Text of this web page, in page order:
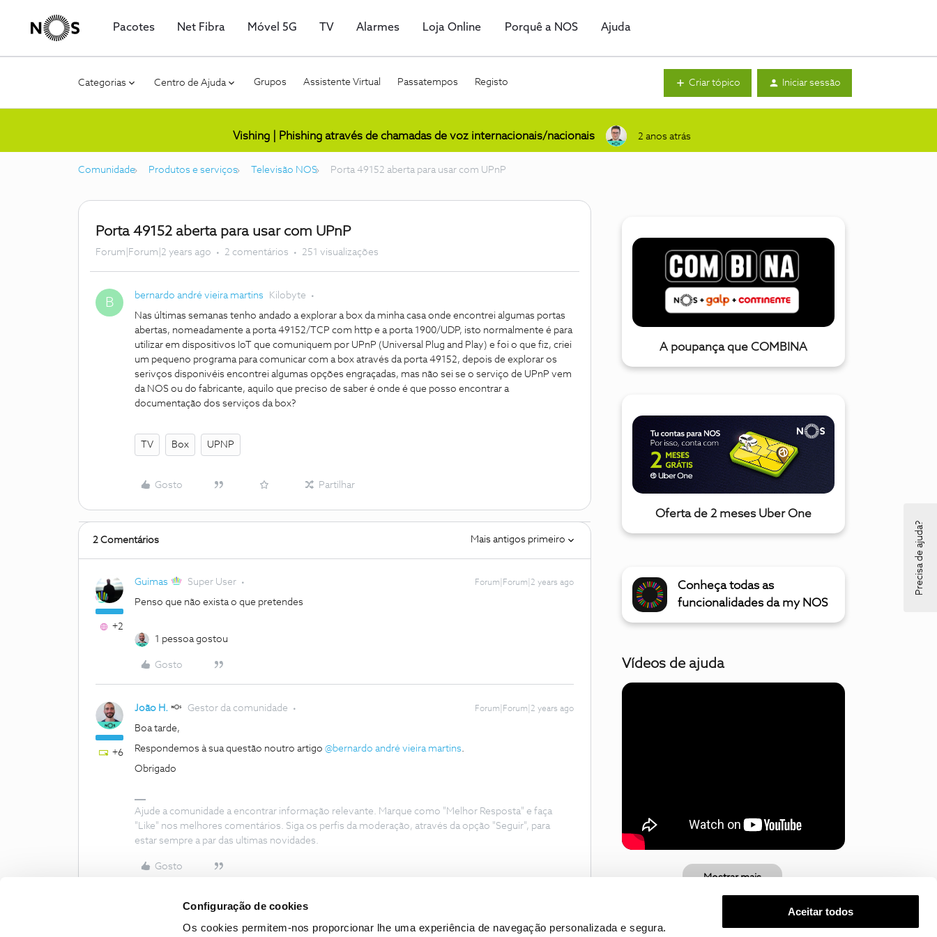
Configuração de cookies
Os cookies permitem-nos proporcionar lhe uma experiência de navegação personalizada e segura.
Aceitar todos
Pacotes Net Fibra Móvel 5G TV Alarmes Loja Online Porquê a NOS Ajuda
Categorias Centro de Ajuda Grupos Assistente Virtual Passatempos Registo Criar tópico Iniciar sessão
Vishing | Phishing através de chamadas de voz internacionais/nacionais 2 anos atrás
Comunidade Produtos e serviços Televisão NOS Porta 49152 aberta para usar com UPnP
Porta 49152 aberta para usar com UPnP
Forum|Forum|2 years ago 2 comentários 251 visualizações
B bernardo andré vieira martins Kilobyte
Nas últimas semanas tenho andado a explorar a box da minha casa onde encontrei algumas portas
abertas, nomeadamente a porta 49152/TCP com http e a porta 1900/UDP, isto normalmente é para
utilizar em dispositivos IoT que comuniquem por UPnP (Universal Plug and Play) e foi o que fiz, criei
um pequeno programa para comunicar com a box através da porta 49152, depois de explorar os
serivços disponivéis encontrei algumas opções engraçadas, mas não sei se o serviço de UPnP vem
da NOS ou do fabricante, aquilo que preciso de saber é onde é que posso encontrar a
documentação dos serviços da box?
TV Box UPNP
Gosto Partilhar
2 Comentários Mais antigos primeiro
+2
Guimas Super User Forum|Forum|2 years ago
Penso que não exista o que pretendes
1 pessoa gostou
Gosto
+6
João H. Gestor da comunidade Forum|Forum|2 years ago
Boa tarde,
Respondemos à sua questão noutro artigo @bernardo andré vieira martins.
Obrigado
Ajude a comunidade a encontrar informação relevante. Marque como "Melhor Resposta" e faça
"Like" nos melhores comentários. Siga os perfis da moderação, através da opção "Seguir", para
estar sempre a par das ultimas novidades.
Gosto
A poupança que COMBINA
Oferta de 2 meses Uber One
Conheça todas as
funcionalidades da my NOS
Vídeos de ajuda
Mostrar mais
Precisa de ajuda?